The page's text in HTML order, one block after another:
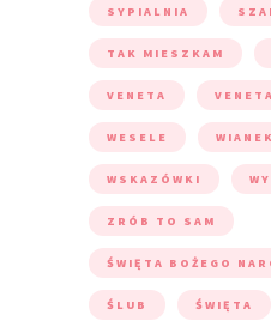
SYPIALNIA
TAK MIESZKAM
VENETA
WESELE WIANEK
WSKAZÓWKI
ZRÓB TO SAM
ŚWIĘTA BOŻEGO
ŚLUB ŚWIĘTA